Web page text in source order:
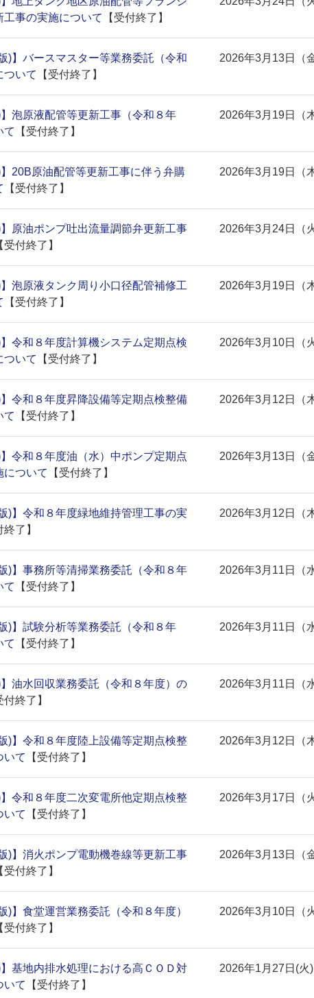
工事の実施について
【受付終了】
)】バースマスター等業務委託（令和
ついて
【受付終了】
2026年3月13日（
】泡原液配管等更新工事（令和８年
て
【受付終了】
2026年3月19日（
】20B原油配管等更新工事に伴う弁購
【受付終了】
2026年3月19日（
】原油ポンプ吐出流量調節弁更新工事
受付終了】
2026年3月24日（
】泡原液タンク周り小口径配管補修工
【受付終了】
2026年3月19日（
】令和８年度計算機システム定期点検
ついて
【受付終了】
2026年3月10日（
】令和８年度昇降設備等定期点検整備
て
【受付終了】
2026年3月12日（
】令和８年度油（水）中ポンプ定期点
について
【受付終了】
2026年3月13日（
)】令和８年度緑地維持管理工事の実
終了】
2026年3月12日（
)】事務所等清掃業務委託（令和８年
て
【受付終了】
2026年3月11日（
)】試験分析等業務委託（令和８年
て
【受付終了】
2026年3月11日（
】油水回収業務委託（令和８年度）の
付終了】
2026年3月11日（
)】令和８年度陸上設備等定期点検整
いて
【受付終了】
2026年3月12日（
】令和８年度二次変電所他定期点検整
いて
【受付終了】
2026年3月17日（
)】消火ポンプ電動機巻線等更新工事
受付終了】
2026年3月13日（
)】食堂運営業務委託（令和８年度）
受付終了】
2026年3月10日（
】基地内排水処理における高ＣＯＤ対
いて
【受付終了】
2026年1月27日(火)